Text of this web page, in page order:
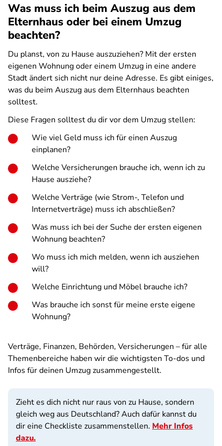
Was muss ich beim Auszug aus dem
Elternhaus oder bei einem Umzug
beachten?
Du planst, von zu Hause auszuziehen? Mit der ersten
eigenen Wohnung oder einem Umzug in eine andere
Stadt ändert sich nicht nur deine Adresse. Es gibt einiges,
was du beim Auszug aus dem Elternhaus beachten
solltest.
Diese Fragen solltest du dir vor dem Umzug stellen:
Wie viel Geld muss ich für einen Auszug
einplanen?
Welche Versicherungen brauche ich, wenn ich zu
Hause ausziehe?
Welche Verträge (wie Strom-, Telefon und
Internetverträge) muss ich abschließen?
Was muss ich bei der Suche der ersten eigenen
Wohnung beachten?
Wo muss ich mich melden, wenn ich ausziehen
will?
Welche Einrichtung und Möbel brauche ich?
Was brauche ich sonst für meine erste eigene
Wohnung?
Verträge, Finanzen, Behörden, Versicherungen – für alle
Themenbereiche haben wir die wichtigsten To-dos und
Infos für deinen Umzug zusammengestellt.
Zieht es dich nicht nur raus von zu Hause, sondern
gleich weg aus Deutschland? Auch dafür kannst du
dir eine Checkliste zusammenstellen. Mehr Infos
dazu.